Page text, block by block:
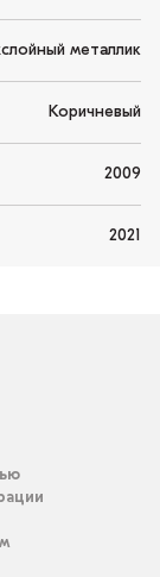
металлик
Коричневый
2009
2021